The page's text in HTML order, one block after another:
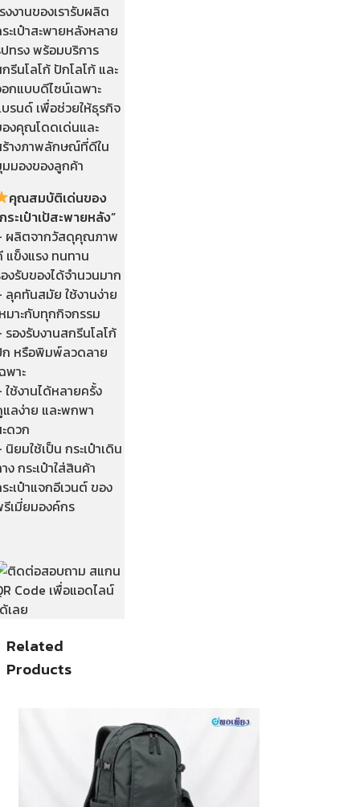
งงานของเรารับผลิต
ะเป๋าสะพายหลังหลาย
ทรง พร้อมบริการ
รีนโลโก้ ปักโลโก้ และ
กแบบดีไซน์เฉพาะ
รนด์ เพื่อช่วยให้ธุรกิจ
งคุณโดดเด่นและ
างภาพลักษณ์ที่ดีใน
มองของลูกค้า
คุณสมบัติเด่นของ
ระเป๋าเป้สะพายหลัง”
ผลิตจากวัสดุคุณภาพ
แข็งแรง ทนทาน
งรับของได้จำนวนมาก
ลุคทันสมัย ใช้งานง่าย
มาะกับทุกกิจกรรม
รองรับงานสกรีนโลโก้
หรือพิมพ์ลวดลาย
พาะ
ใช้งานได้หลายครั้ง
ลง่าย และพกพา
ดวก
นิยมใช้เป็น กระเป๋าเดิน
ง กระเป๋าใส่สินค้า
ะเป๋าแจกอีเวนต์ ของ
เมี่ยมองค์กร
Related
Products